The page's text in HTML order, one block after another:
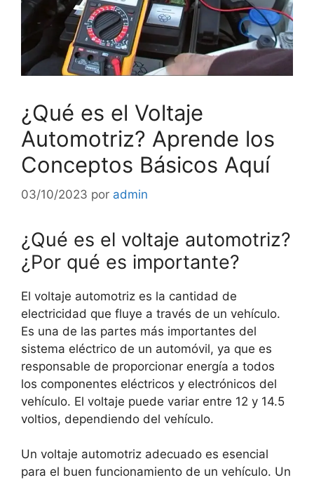
¿Qué es el Voltaje
Automotriz? Aprende los
Conceptos Básicos Aquí
03/10/2023 por admin
¿Qué es el voltaje automotriz?
¿Por qué es importante?
El voltaje automotriz es la cantidad de
electricidad que fluye a través de un vehículo.
Es una de las partes más importantes del
sistema eléctrico de un automóvil, ya que es
responsable de proporcionar energía a todos
los componentes eléctricos y electrónicos del
vehículo. El voltaje puede variar entre 12 y 14.5
voltios, dependiendo del vehículo.
Un voltaje automotriz adecuado es esencial
para el buen funcionamiento de un vehículo. Un